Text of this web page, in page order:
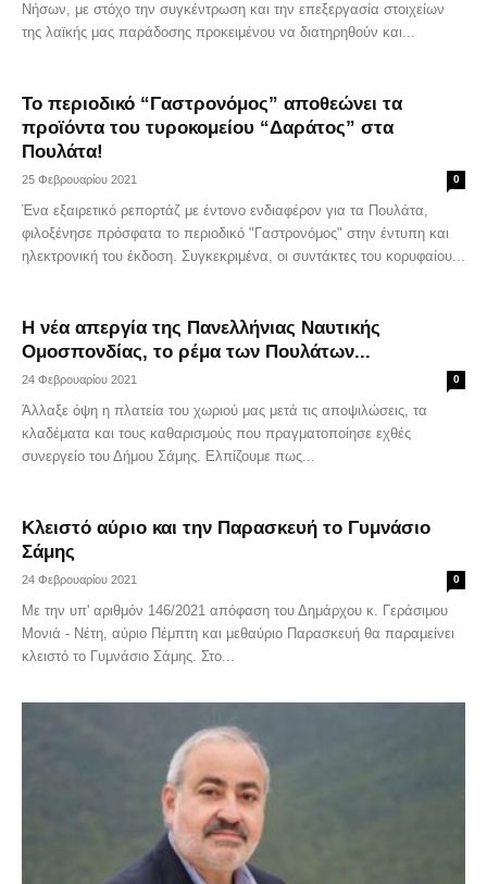
Νήσων, με στόχο την συγκέντρωση και την επεξεργασία στοιχείων
της λαϊκής μας παράδοσης προκειμένου να διατηρηθούν και...
Το περιοδικό “Γαστρονόμος” αποθεώνει τα
προϊόντα του τυροκομείου “Δαράτος” στα
Πουλάτα!
25 Φεβρουαρίου 2021 0
Ένα εξαιρετικό ρεπορτάζ με έντονο ενδιαφέρον για τα Πουλάτα,
φιλοξένησε πρόσφατα το περιοδικό "Γαστρονόμος" στην έντυπη και
ηλεκτρονική του έκδοση. Συγκεκριμένα, οι συντάκτες του κορυφαίου...
Η νέα απεργία της Πανελλήνιας Ναυτικής
Ομοσπονδίας, το ρέμα των Πουλάτων...
24 Φεβρουαρίου 2021 0
Άλλαξε όψη η πλατεία του χωριού μας μετά τις αποψιλώσεις, τα
κλαδέματα και τους καθαρισμούς που πραγματοποίησε εχθές
συνεργείο του Δήμου Σάμης. Ελπίζουμε πως...
Κλειστό αύριο και την Παρασκευή το Γυμνάσιο
Σάμης
24 Φεβρουαρίου 2021 0
Με την υπ' αριθμόν 146/2021 απόφαση του Δημάρχου κ. Γεράσιμου
Μονιά - Νέτη, αύριο Πέμπτη και μεθαύριο Παρασκευή θα παραμείνει
κλειστό το Γυμνάσιο Σάμης. Στο...